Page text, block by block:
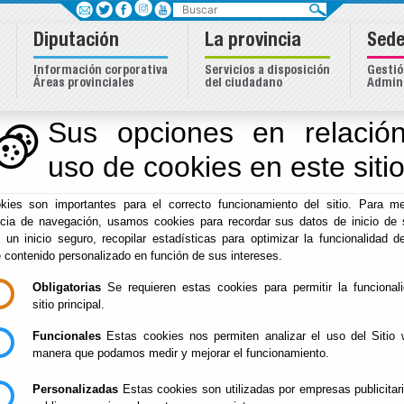
Sus opciones en
uso de cookies en este sitio
son importantes para el correcto funcionamiento del sitio. Para
de navegación, usamos cookies para recordar sus datos de inicio de
un inicio seguro, recopilar estadísticas para optimizar la funcionalidad
contenido personalizado en función de sus intereses.
Obligatorias Se requieren estas cookies para permitir la
sitio principal.
Funcionales Estas cookies nos permiten analizar el uso del Sitio
manera que podamos medir y mejorar el funcionamiento.
Personalizadas Estas cookies son utilizadas por empresas
Inicio -Asistencia Municipios - Enlaces de interés
Enlaces de interés
Encuesta de Infraestructura de las Entidades
Legislación consolidada
BOE Legislación
Legislación consolidada del Instituto Andaluz de
Web del Parlamento de Andalucía
Buscar
Diputación
Información corporativa
Áreas provinciales
La provincia
Servicios a disposición
del ciudadano